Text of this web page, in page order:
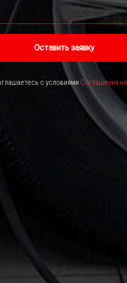
Оставить заявку
с условиями Соглашения